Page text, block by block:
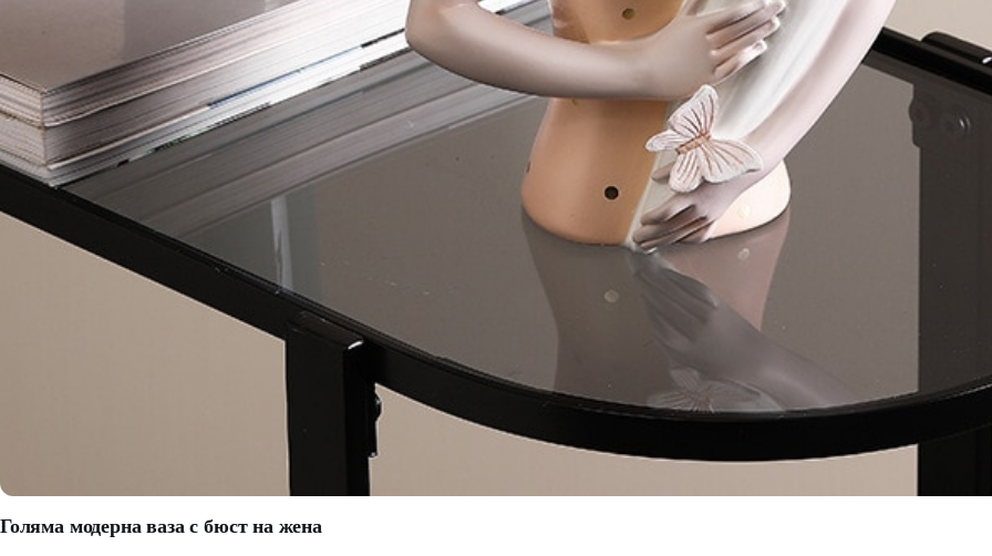
Голяма модерна ваза с бюст на жена